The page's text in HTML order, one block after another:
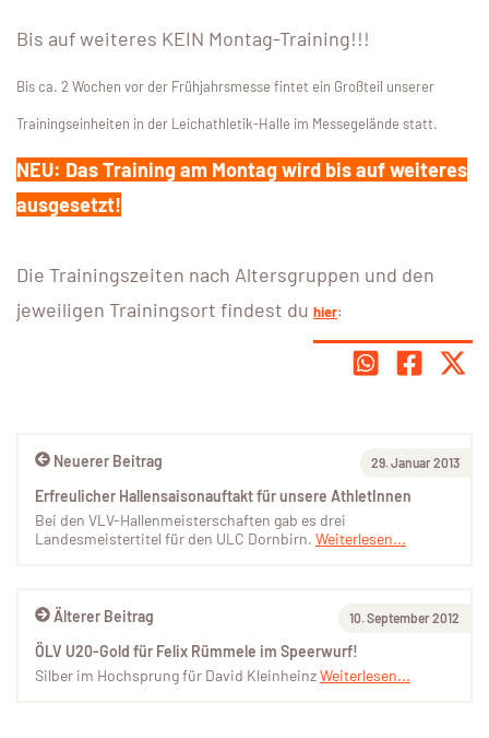
Bis auf weiteres KEIN Montag-Training!!!
Bis ca. 2 Wochen vor der Frühjahrsmesse fintet ein Großteil unserer
Trainingseinheiten in der Leichathletik-Halle im Messegelände statt.
NEU: Das Training am Montag wird bis auf weiteres
ausgesetzt!
Die Trainingszeiten nach Altersgruppen und den
jeweiligen Trainingsort findest du hier:
Älterer Beitrag 10. September 2012
ÖLV U20-Gold für Felix Rümmele im Speerwurf!
Silber im Hochsprung für David KleinheinzWeiterlesen...
Neuerer Beitrag 29. Januar 2013
Erfreulicher Hallensaisonauftakt für unsere AthletInnen
Bei den VLV-Hallenmeisterschaften gab es drei
Landesmeistertitel für den ULC Dornbirn. Weiterlesen...